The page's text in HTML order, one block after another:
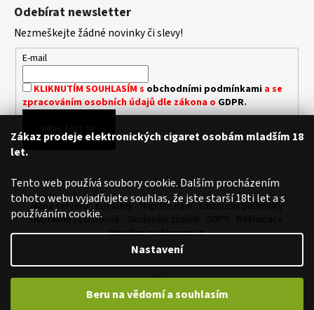
Zákaz prodeje elektronických cigaret osobám mladším 18
let.
Tento web používá soubory cookie. Dalším procházením
tohoto webu vyjadřujete souhlas, že jste starší 18ti let a s
používáním cookie.
Nastavení
Beru na vědomí a souhlasím
A
C
P
R
V
Y
P
I
U
Odebírat newsletter
Nezmeškejte žádné novinky či slevy!
E-mail
KLIKNUTÍM SOUHLASÍM s obchodními podmínkamia se
zpracováním osobních údajů dle zákona o GDPR.
PŘIHLÁSIT SE
Mapa serveru Kontakty Napište nám Obchodní podmínky
Dopravné / poštovné
Doručení na Slovensko
Vytvořil Shoptet
Royalvape.cz - Vaše království vapingu